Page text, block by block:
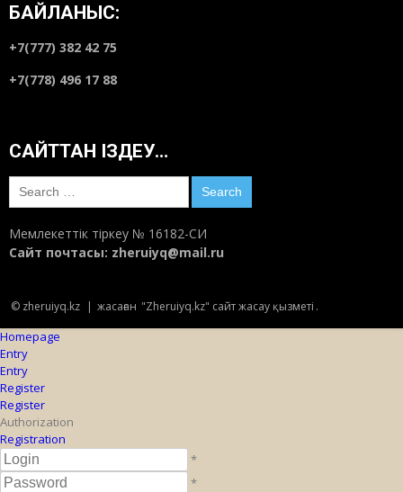
БАЙЛАНЫС:
+7(777) 382 42 75
+7(778) 496 17 88
САЙТТАН ІЗДЕУ…
Search
for:
Мемлекеттік тіркеу № 16182-СИ
Сайт почтасы: zheruiyq@mail.ru
© zheruiyq.kz | жасаған "Zheruiyq.kz" сайт жасау қызметі .
Homepage
Entry
Entry
Register
Register
Authorization
Registration
*
*